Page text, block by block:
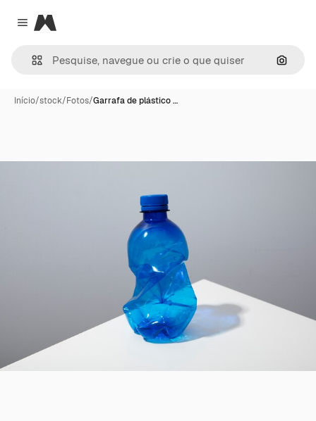
Close menu
Magnific
Início/stock/Fotos/Garrafa de plástico …